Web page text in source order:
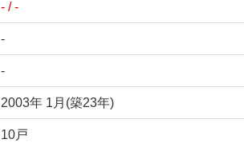
- / -
-
-
2003年 1月(築23年)
10戸